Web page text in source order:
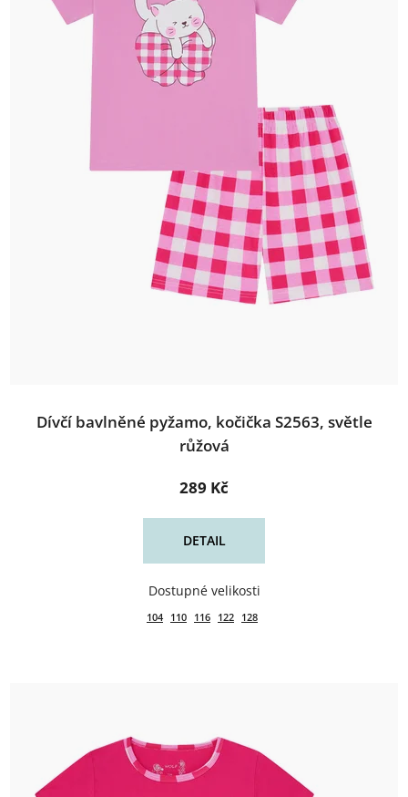
Dívčí bavlněné pyžamo, kočička S2563, světle
růžová
289 Kč
DETAIL
104 110 116 122 128